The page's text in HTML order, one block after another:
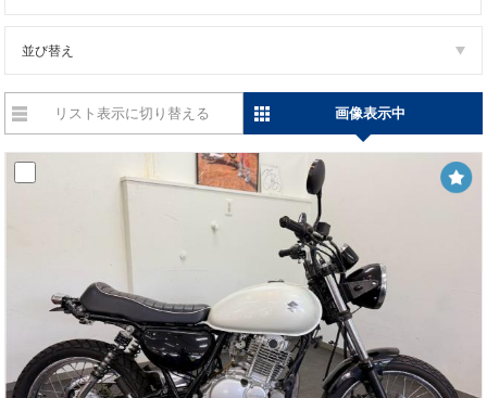
並び替え
リスト表示に切り替える 画像表示中